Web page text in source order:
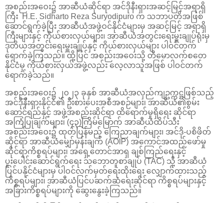
အစည်းအဝေး၌ အာဆီယံဆိုင်ရာ အင်ဒိုနီးရှားအဆင့်မြင့်အရာရှိ
ကြီး H.E. Sidharto Reza Suryodipuro က သဘာပတိအဖြစ်
ဆောင်ရွက်ခဲ့ပြီး အာဆီယံအဖွဲ့ဝင်နိုင်ငံများမှ အဆင့်မြင့် အရာရှိ
ကြီးများနှင့် ကိုယ်စားလှယ်များ၊ အာဆီယံအတွင်းရေးမှူးချုပ်ရုံးမှ
ဒုတိယအတွင်းရေးမှူးချုပ်နှင့် ကိုယ်စားလှယ်များ ပါဝင်တက်
ရောက်ခဲ့ကြသည်။ ထို့ပြင် အစည်းအဝေးသို့ တီမောလက်စတေ
နိုင်ငံမှ ကိုယ်စားလှယ်အဖွဲ့လည်း လေ့လာသူအဖြစ် ပါဝင်တက်
ရောက်ခဲ့သည်။
အစည်းအဝေး၌ ၂၀၂၃ ခုနှစ် အာဆီယံအလှည်ကျဥက္ကဋ္ဌဖြစ်သည့်
အင်ဒိုနီးရှားနိုင်ငံ၏ ဦးစားပေးအစီအစဉ်များ၊ အာဆီယံ၏စွမ်း
ဆောင်ရည်နှင့် အဖွဲ့အစည်းဆိုင်ရာ ထိရောက်မှုရှိရေး ဆိုင်ရာ
အကြံပြုချက်များ၊ (၄၃)ကြိမ်မြောက် အာဆီယံထိပ်သီး
အစည်းအဝေး၌ ထုတ်ပြန်မည့် ကြေညာချက်များ၊ အင်ဒို-ပစိဖိတ်
ဆိုင်ရာ အာဆီယံမျှော်မှန်းချက် (AOIP) အကောင်အထည်ဖော်မှု
ဆိုင်ရာကိစ္စရပ်များ၊ အရှေ့တောင်အာရှ ချစ်ကြည်ရေးနှင့်
ပူးပေါင်းဆောင်ရွက်ရေး သဘောတူစာချုပ် (TAC) သို့ အာဆီယံ
ပြင်ပနိုင်ငံများမှ ပါဝင်လက်မှတ်ရေးထိုးရေး လျှောက်ထားသည့်
ကိစ္စရပ်များ၊ အာဆီယံပြင်ပဆက်ဆံရေးဆိုင်ရာ ကိစ္စရပ်များနှင့်
အခြားကိစ္စရပ်များကို ဆွေးနွေးခဲ့ကြသည်။